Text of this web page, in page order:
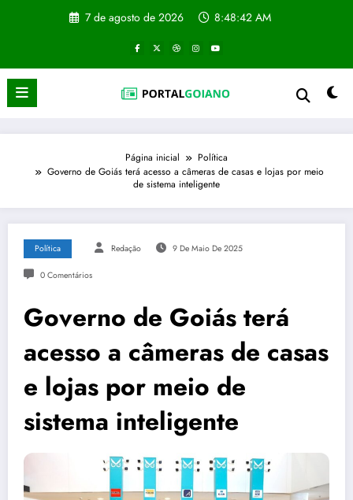
7 de agosto de 2026 8:48:43 AM
Página inicial
Política
Governo de Goiás terá acesso a câmeras de casas e lojas por meio
de sistema inteligente
Política Redação 9 De Maio De 2025
0 Comentários
Governo de Goiás terá
acesso a câmeras de casas
e lojas por meio de
sistema inteligente